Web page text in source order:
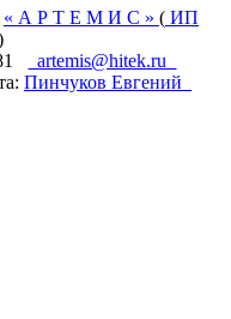
« А Р Т Е М И С » ( ИП
artemis@hitek.ru
Пинчуков Евгений